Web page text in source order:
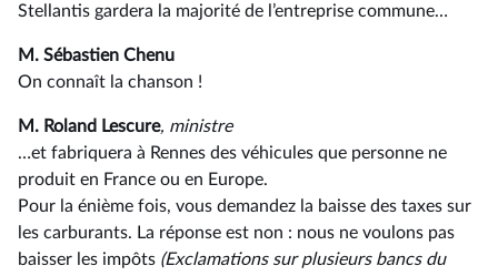
Stellantis gardera la majorité de l’entreprise commune…
M. Sébastien Chenu
On connaît la chanson !
M. Roland Lescure, ministre
…et fabriquera à Rennes des véhicules que personne ne
produit en France ou en Europe.
Pour la énième fois, vous demandez la baisse des taxes sur
les carburants. La réponse est non : nous ne voulons pas
baisser les impôts (Exclamations sur plusieurs bancs du